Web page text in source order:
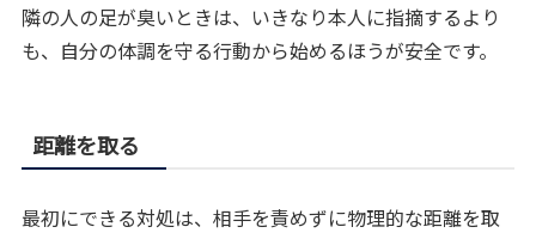
隣の人の足が臭いときは、いきなり本人に指摘するより
も、自分の体調を守る行動から始めるほうが安全です。
距離を取る
最初にできる対処は、相手を責めずに物理的な距離を取